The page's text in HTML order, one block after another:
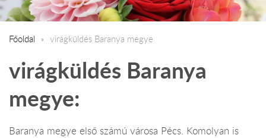
Főoldal virágküldés Baranya megye
virágküldés Baranya
megye:
Baranya megye első számú városa Pécs. Komolyan is